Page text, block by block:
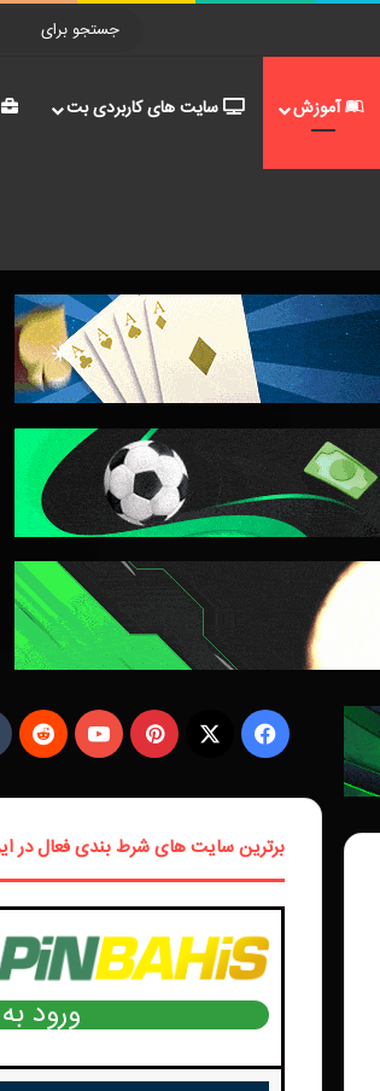
آموزش سایت های کاربردی بت
ب
و
ک
ی
ن‌
ر
س
ت
ی
و
ب
د
ی
ت
برترین سایت های شرط بندی فعال در
ورود